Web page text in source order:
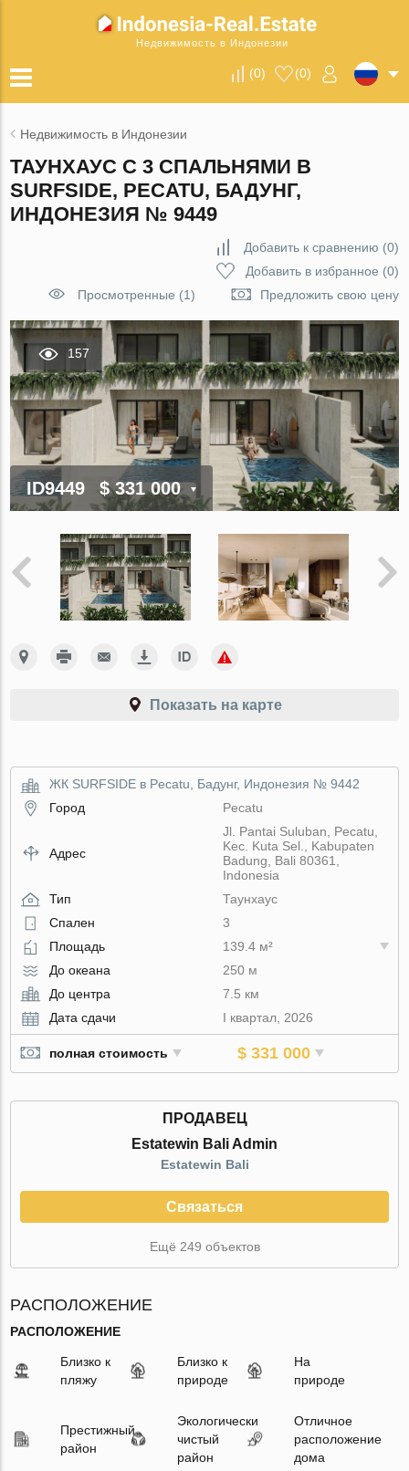
Недвижимость в Индонезии
(0) (0)
Недвижимость в Индонезии
ТАУНХАУС С 3 СПАЛЬНЯМИ В
SURFSIDE, PECATU, БАДУНГ,
ИНДОНЕЗИЯ № 9449
Добавить к сравнению (0)
Добавить в избранное (0)
Просмотренные (1)
Предложить свою цену
157
ID9449 $ 331 000
Показать на карте
ЖК SURFSIDE в Pecatu, Бадунг, Индонезия № 9442
Город
Pecatu
Адрес
Jl. Pantai Suluban, Pecatu,
Kec. Kuta Sel., Kabupaten
Badung, Bali 80361,
Indonesia
Тип
Таунхаус
Спален
3
Площадь
139.4 м²
До океана
250 м
До центра
7.5 км
Дата сдачи
I квартал, 2026
полная стоимость $ 331 000
ПРОДАВЕЦ
Estatewin Bali Admin
Estatewin Bali
Связаться
Ещё 249 объектов
РАСПОЛОЖЕНИЕ
РАСПОЛОЖЕНИЕ
Близко к
пляжу
Близко к
природе
На
природе
Престижный
район
Экологически
чистый
район
Отличное
расположение
дома